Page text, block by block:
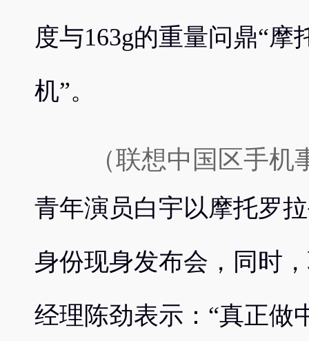
度与163g的重量问鼎“摩
机”。
（联想中国区手
青年演员白宇以摩托罗
身份现身发布会，同时
经理陈劲表示：“真正做